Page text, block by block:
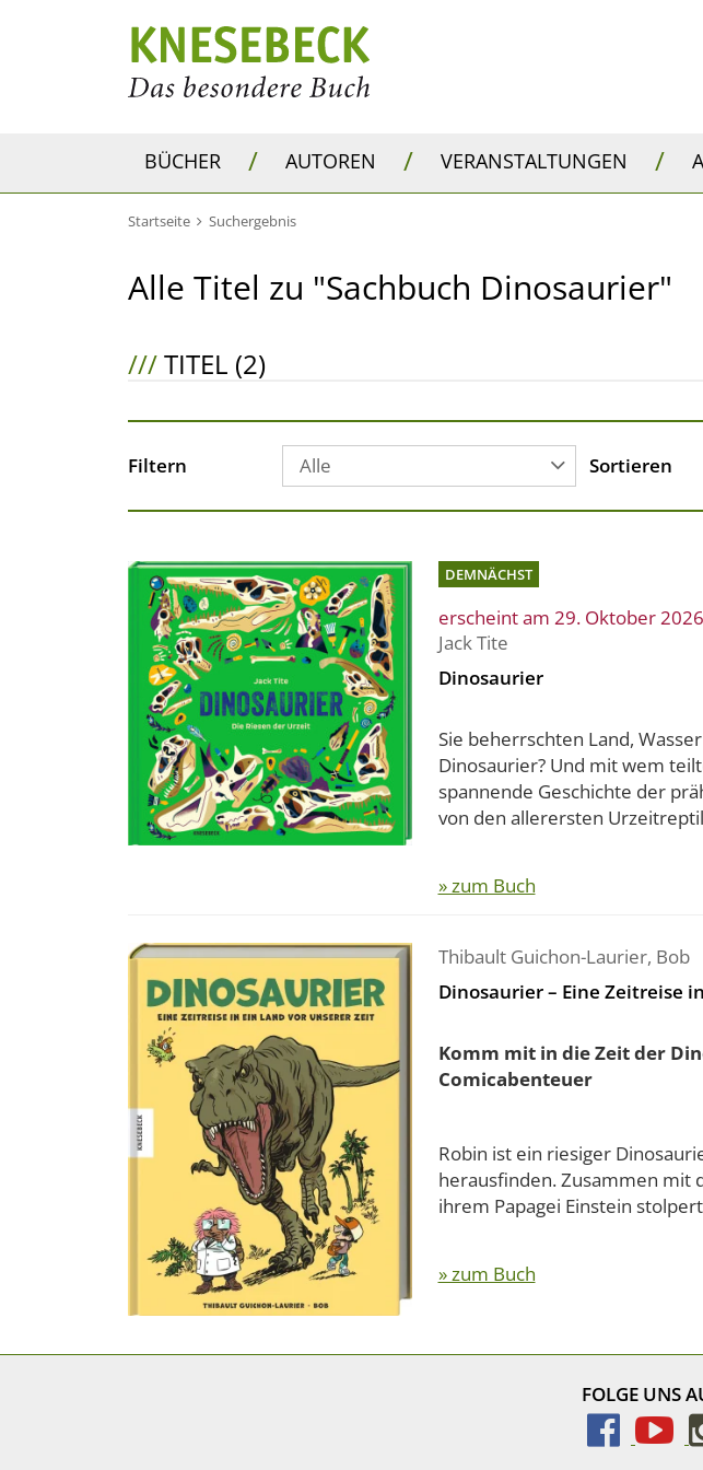
BÜCHER / AUTOREN / VERANSTALTUNGEN /
Startseite Suchergebnis
Alle Titel zu "Sachbuch Dinosaurier"
///TITEL (2)
Filtern Alle Sortieren
DEMNÄCHST
erscheint am 29. Oktober 2026
Jack Tite
Dinosaurier
Sie beherrschten Land,
Dinosaurier? Und mit wem
spannende Geschichte der
von den allerersten
» zum Buch
Thibault Guichon-Laurier, Bob
Dinosaurier – Eine Zeitreise
Komm mit in die Zeit der
Comicabenteuer
Robin ist ein riesiger
herausfinden. Zusammen mit
ihrem Papagei Einstein
» zum Buch
FOLGE UNS